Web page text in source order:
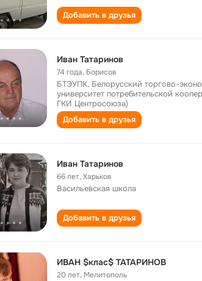
Добавить в друзья
Иван Татаринов
74 года, Борисов
БТЭУПК, Белорусский торгово-
университет потребительской
ГКИ Центросоюза)
Добавить в друзья
Иван Татаринов
66 лет,Харьков
Васильевская школа
Добавить в друзья
ИВАН $клас$ ТАТАРИНОВ
20 лет, Мелитополь